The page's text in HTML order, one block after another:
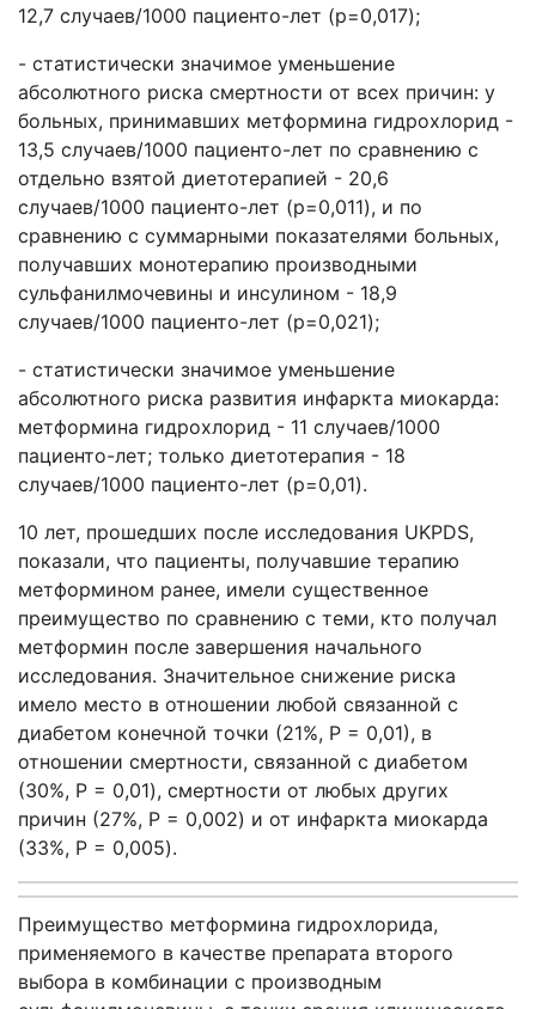
12,7 случаев/1000 пациенто-лет (p=0,017);
- статистически значимое уменьшение
абсолютного риска смертности от всех причин: у
больных, принимавших метформина гидрохлорид -
13,5 случаев/1000 пациенто-лет по сравнению с
отдельно взятой диетотерапией - 20,6
случаев/1000 пациенто-лет (p=0,011), и по
сравнению с суммарными показателями больных,
получавших монотерапию производными
сульфанилмочевины и инсулином - 18,9
случаев/1000 пациенто-лет (p=0,021);
- статистически значимое уменьшение
абсолютного риска развития инфаркта миокарда:
метформина гидрохлорид - 11 случаев/1000
пациенто-лет; только диетотерапия - 18
случаев/1000 пациенто-лет (p=0,01).
10 лет, прошедших после исследования UKPDS,
показали, что пациенты, получавшие терапию
метформином ранее, имели существенное
преимущество по сравнению с теми, кто получал
метформин после завершения начального
исследования. Значительное снижение риска
имело место в отношении любой связанной с
диабетом конечной точки (21%, Р = 0,01), в
отношении смертности, связанной с диабетом
(30%, P = 0,01), смертности от любых других
причин (27%, P = 0,002) и от инфаркта миокарда
(33%, P = 0,005).
Преимущество метформина гидрохлорида,
применяемого в качестве препарата второго
выбора в комбинации с производным